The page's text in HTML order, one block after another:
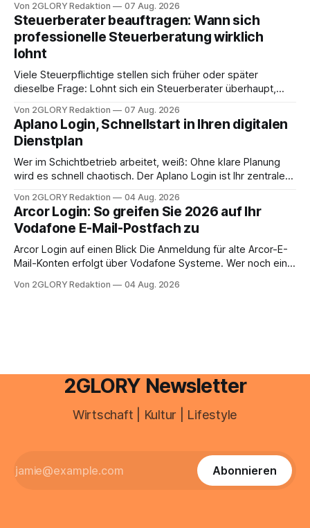
angewiesen ist, stellt sich für Familien eine schwierige
Frage: Muss die Versorgung dauerhaft in der Klinik bleiben –
oder ist ein Leben zu Hause möglich? Die außerklinische
Intensivpflege bietet genau diese Alternative: Sie
Von 2GLORY Redaktion 07 Aug. 2026
Steuerberater beauftragen: Wann sich
professionelle Steuerberatung wirklich
lohnt
Viele Steuerpflichtige stellen sich früher oder später
dieselbe Frage: Lohnt sich ein Steuerberater überhaupt,
erledigen? Die kurze Antwort: Bei einfachen
Einkommensverhältnissen reicht häufig eine Steuersoftware
aus – sobald jedoch mehrere Einkunftsarten
zusammentreffen oder größere finanzielle Veränderungen
anstehen, zahlt sich professionelle Unterstützung meist
Von 2GLORY Redaktion 07 Aug. 2026
Aplano Login, Schnellstart in Ihren digitalen
Dienstplan
Wer im Schichtbetrieb arbeitet, weiß: Ohne klare Planung
wird es schnell chaotisch. Der Aplano Login ist Ihr zentraler
abwesenheiten und die gesamte kommunikation rund um
Ihr personal digital zu organisieren. In diesem Leitfaden
erfahren Sie alles, was Sie für einen reibungslosen Einstieg
brauchen, von der Registrierung
Von 2GLORY Redaktion 04 Aug. 2026
Arcor Login: So greifen Sie 2026 auf Ihr
Vodafone E-Mail-Postfach zu
Arcor Login auf einen Blick Die Anmeldung für alte Arcor-E-
Mail-Konten erfolgt über Vodafone Systeme. Wer noch eine
besitzt, loggt sich heute über das Vodafone E-Mail & Cloud
Von 2GLORY Redaktion 04 Aug. 2026
2GLORY Newsletter
Wirtschaft | Kultur | Lifestyle
Abonnieren